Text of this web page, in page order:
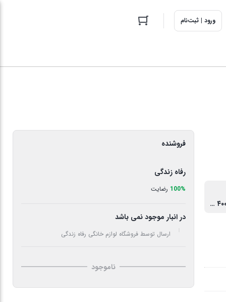
ورود | ثبت‌نام
۴۰۰x۳۵۰x۱۵۲۰ میلی‌متر
فروشنده
رفاه زندگی
100% رضایت
در انبار موجود نمی باشد
ارسال توسط فروشگاه لوازم خانگی رفاه زندگی
ناموجود